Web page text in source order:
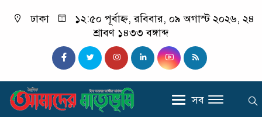
ঢাকা
১২:৫০ পূর্বাহ্ন, রবিবার, ০৯ অগাস্ট ২০২৬, ২৪
শ্রাবণ ১৪৩৩ বঙ্গাব্দ
সব